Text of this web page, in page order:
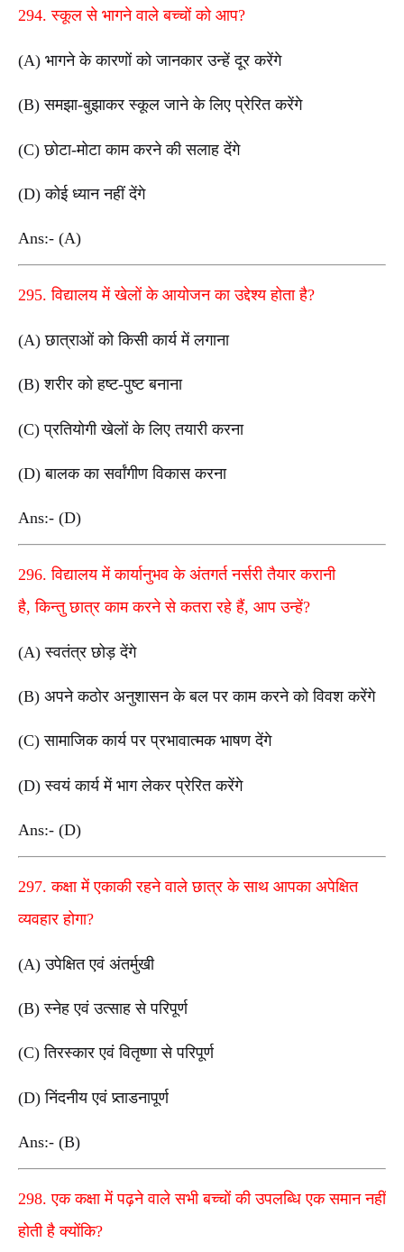
294. स्कूल से भागने वाले बच्चों को आप?
(A) भागने के कारणों को जानकार उन्हें दूर करेंगे
(B) समझा-बुझाकर स्कूल जाने के लिए प्रेरित करेंगे
(C) छोटा-मोटा काम करने की सलाह देंगे
(D) कोई ध्यान नहीं देंगे
Ans:- (A)
295. विद्यालय में खेलों के आयोजन का उद्देश्य होता है?
(A) छात्राओं को किसी कार्य में लगाना
(B) शरीर को हष्ट-पुष्ट बनाना
(C) प्रतियोगी खेलों के लिए तयारी करना
(D) बालक का सर्वांगीण विकास करना
Ans:- (D)
296. विद्यालय में कार्यानुभव के अंतगर्त नर्सरी तैयार करानी
है, किन्तु छात्र काम करने से कतरा रहे हैं, आप उन्हें?
(A) स्वतंत्र छोड़ देंगे
(B) अपने कठोर अनुशासन के बल पर काम करने को विवश करेंगे
(C) सामाजिक कार्य पर प्रभावात्मक भाषण देंगे
(D) स्वयं कार्य में भाग लेकर प्रेरित करेंगे
Ans:- (D)
297. कक्षा में एकाकी रहने वाले छात्र के साथ आपका अपेक्षित
व्यवहार होगा?
(A) उपेक्षित एवं अंतर्मुखी
(B) स्नेह एवं उत्साह से परिपूर्ण
(C) तिरस्कार एवं वितृष्णा से परिपूर्ण
(D) निंदनीय एवं प्र्ताडनापूर्ण
Ans:- (B)
298. एक कक्षा में पढ़ने वाले सभी बच्चों की उपलब्धि एक समान नहीं
होती है क्योंकि?